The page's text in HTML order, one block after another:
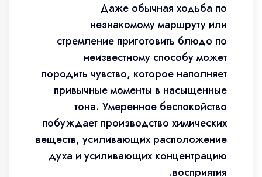
Даже обычная ходьба по
незнакомому маршруту или
стремление приготовить блюдо по
неизвестному способу может
породить чувство, которое наполняет
привычные моменты в насыщенные
тона. Умеренное беспокойство
побуждает производство химических
веществ, усиливающих расположение
духа и усиливающих концентрацию
восприятия.